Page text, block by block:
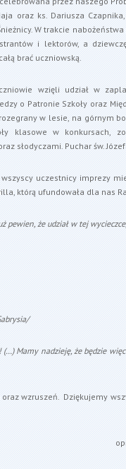
oraz ks. Dariusza
W trakcie
i lektorów, a
brać uczniowską.
wzięli udział w
o Patronie Szkoły oraz
w lesie, na górnym
klasowe w konkursach,
słodyczami. Puchar św.
uczestnicy imprezy
którą ufundowała dla nas
pewien, że udział w tej
Mamy nadzieję, że będzie
wzruszeń. Dziękujemy